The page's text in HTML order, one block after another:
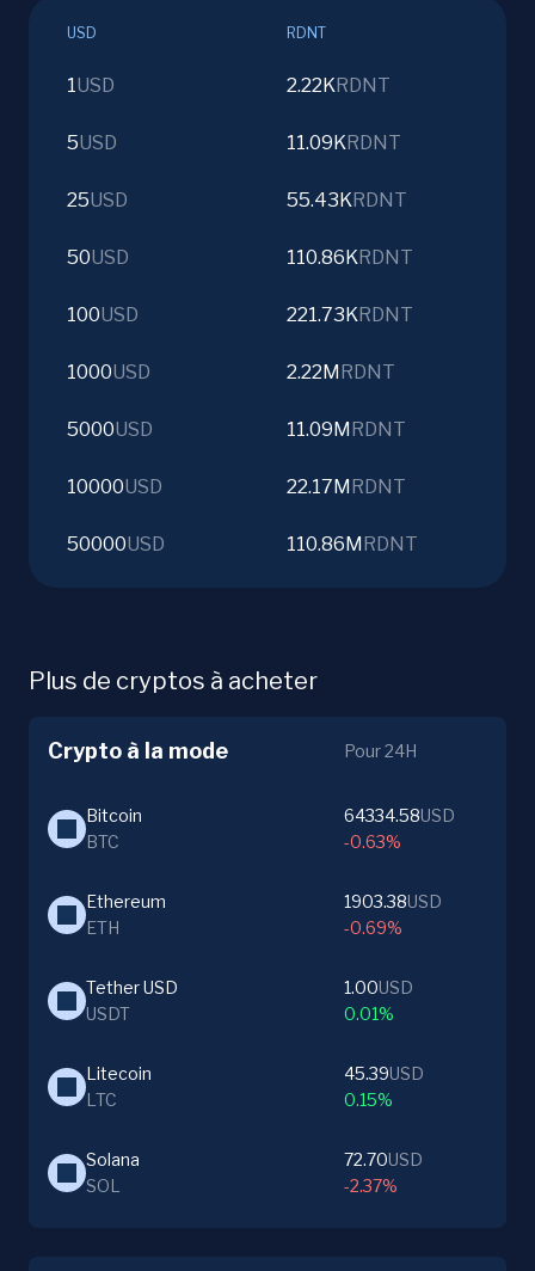
USD RDNT
1USD 2.22KRDNT
5USD 11.09KRDNT
25USD 55.43KRDNT
50USD 110.86KRDNT
100USD 221.73KRDNT
1000USD 2.22M RDNT
5000USD 11.09M RDNT
10000USD 22.17M RDNT
50000USD 110.86M RDNT
Plus de cryptos à acheter
Crypto à la mode Pour 24H
Bitcoin
BTC
64334.58USD
-0.63%
Ethereum
ETH
1903.38USD
-0.69%
Tether USD
USDT
1.00USD
0.01%
Litecoin
LTC
45.39USD
0.15%
Solana
SOL
72.70USD
-2.37%